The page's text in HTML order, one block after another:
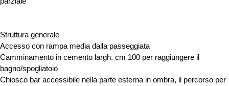
Struttura generale
Accesso con rampa media dalla passeggiata
Camminamento in cemento largh. cm 100 per raggiungere il
bagno/spogliatoio
Chiosco bar accessibile nella parte esterna in ombra, il percorso per